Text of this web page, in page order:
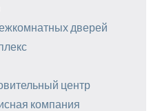
дверей
центр
компания